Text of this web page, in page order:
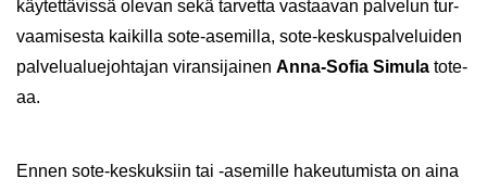
käy­tet­tä­vis­sä ole­van sekä tar­vet­ta vas­taa­van pal­ve­lun tur­
vaa­mi­ses­ta kai­kil­la sote-​asemilla, sote-​keskuspalveluiden
pal­ve­lua­lue­joh­ta­jan vi­ran­si­jai­nen Anna-​Sofia Si­mu­la to­te­
aa.
Ennen sote-​keskuksiin tai -​asemille ha­keu­tu­mis­ta on aina